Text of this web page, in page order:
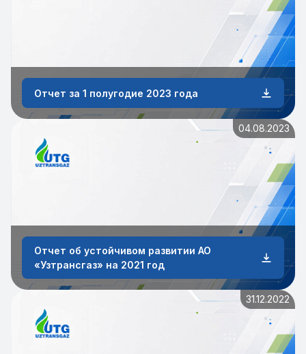
Отчет за 1 полугодие 2023 года
04.08.2023
Отчет об устойчивом развитии АО
«Узтрансгаз» на 2021 год
31.12.2022